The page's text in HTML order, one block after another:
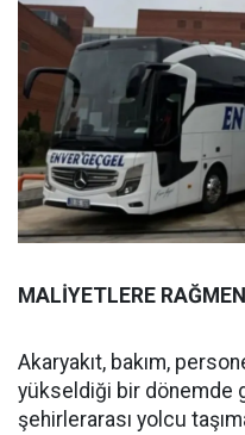
MALİYETLERE
Akaryakıt, bakım,
yükseldiği bir dönemde
şehirlerarası yolcu